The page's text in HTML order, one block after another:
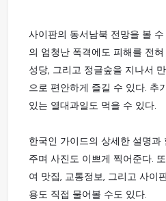
사이판의 동서남북 전망을 볼
의 엄청난 폭격에도 피해를 전
성당, 그리고 정글숲을 지나서
으로 편안하게 즐길 수 있다. 추
있는 열대과일도 먹을 수 있다.
한국인 가이드의 상세한 설명과
주며 사진도 이쁘게 찍어준다.
여 맛집, 교통정보, 그리고 사이
용도 직접 물어볼 수도 있다.